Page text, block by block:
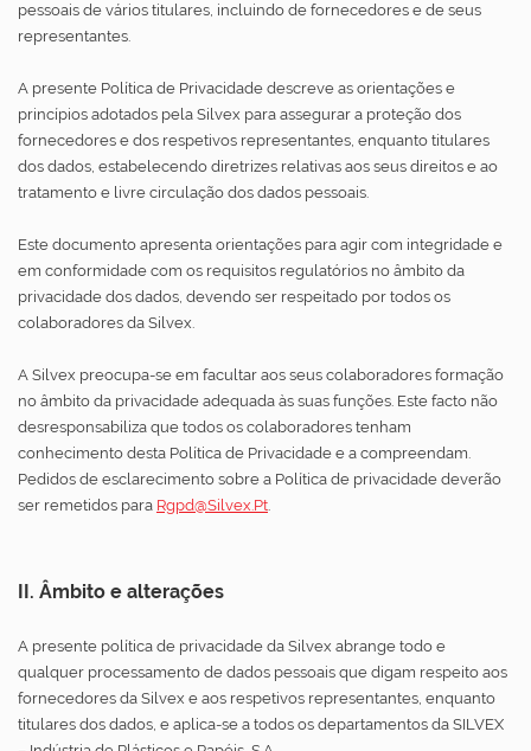
pessoais de vários titulares, incluindo de fornecedores e de seus
representantes.
A presente Política de Privacidade descreve as orientações e
princípios adotados pela Silvex para assegurar a proteção dos
fornecedores e dos respetivos representantes, enquanto titulares
dos dados, estabelecendo diretrizes relativas aos seus direitos e ao
tratamento e livre circulação dos dados pessoais.
Este documento apresenta orientações para agir com integridade e
em conformidade com os requisitos regulatórios no âmbito da
privacidade dos dados, devendo ser respeitado por todos os
colaboradores da Silvex.
A Silvex preocupa-se em facultar aos seus colaboradores formação
no âmbito da privacidade adequada às suas funções. Este facto não
desresponsabiliza que todos os colaboradores tenham
conhecimento desta Política de Privacidade e a compreendam.
Pedidos de esclarecimento sobre a Política de privacidade deverão
ser remetidos para Rgpd@silvex.pt.
II. Âmbito e alterações
A presente política de privacidade da Silvex abrange todo e
qualquer processamento de dados pessoais que digam respeito aos
fornecedores da Silvex e aos respetivos representantes, enquanto
titulares dos dados, e aplica-se a todos os departamentos da SILVEX